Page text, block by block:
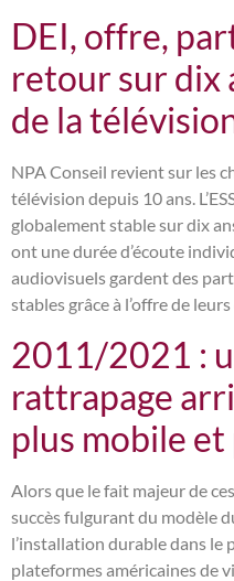
DEI, offre,
retour sur dix
de la
NPA Conseil revient sur les
télévision depuis 10 ans.
globalement stable sur dix
ont une durée d’écoute
audiovisuels gardent des
stables grâce à l’offre de
2011/2021 :
rattrapage
plus mobile
Alors que le fait majeur de
succès fulgurant du modèle
l’installation durable dans le
plateformes américaines de